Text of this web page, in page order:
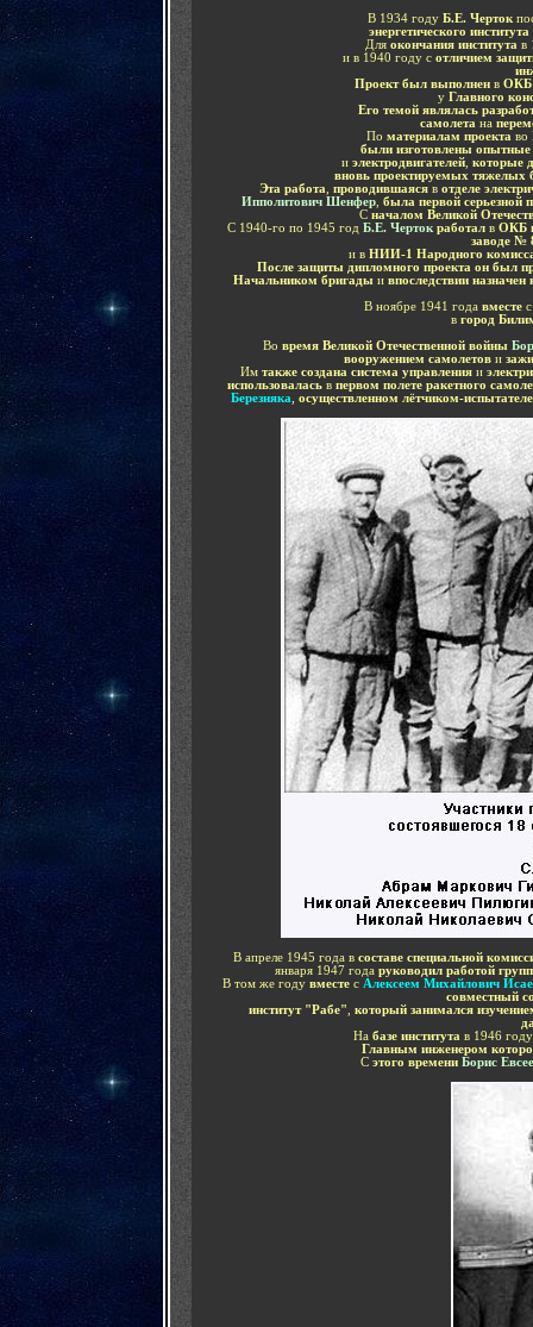
В 1934 году Б.Е. Черток
энергетического института
Дляокончания института в
и в 1940 году сотличием
Проект был выполнен в ОКБ
у Главного
Его темой являлась
самолета на
По материалам проекта во
были изготовлены
и электродвигателей которые
вновь проектируемых тяжелых
Эта работа
проводившаяся в отделе
Ипполитович Шенфер, была первой серьезной
С началом Великой
С 1940-го по 1945 год Б.Е. Черток работал в ОКБ
заводе №
и в НИИ-1 Народного
После защиты дипломного проекта он был
Начальником бригады и впоследствии
В ноябре 1941 года вместе с
в город
Во время Великой Отечественной войны
вооружением самолетов и
Им также создана система управления и
использоваласьв первом полете ракетного
Березняка
осуществленном лётчиком-
В апреле 1945 года в составе специальной
января 1947 года руководил работой
В том же году вместес Алексеем Михайлович
совместный
институт "Рабе"
который занимался
На базе института в 1946
Главным инженером
Сэтого времениБорис